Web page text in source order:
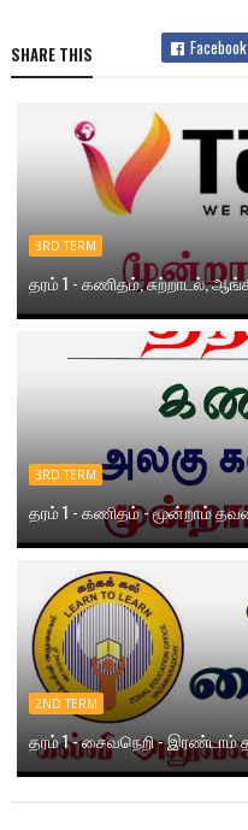
SHARE THIS Facebook
3RD TERM
தரம் 1 - கணிதம், சுற்றாடல்,
3RD TERM
தரம் 1 - கணிதம் - மூன்றாம்
2ND TERM
தரம் 1 - சைவநெறி -